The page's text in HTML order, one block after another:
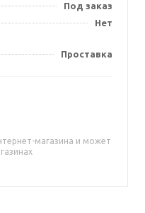
Под заказ
Нет
Проставка
магазина и может